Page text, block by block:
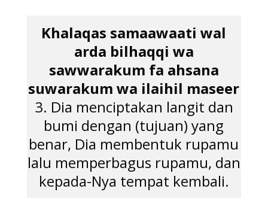
Khalaqas samaawaati wal
arda bilhaqqi wa
sawwarakum fa ahsana
suwarakum wa ilaihil maseer
3. Dia menciptakan langit dan
bumi dengan (tujuan) yang
benar, Dia membentuk rupamu
lalu memperbagus rupamu, dan
kepada-Nya tempat kembali.